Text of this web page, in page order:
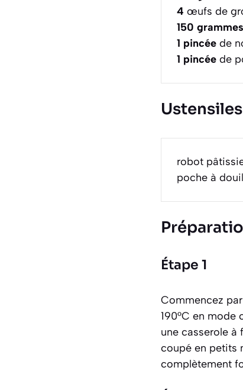
4 œufs de
150 grammes
1 pincée de
1 pincée de
Ustensiles
robot
poche à
Étape 1
Commencez
190°C en mode
une casserole à
coupé en petits
complètement